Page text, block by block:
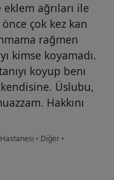
ağrıları ile
çok kez kan
rağmen
kimse koyamadı.
koyup benı
Üslubu,
Hakkını
• Diğer •